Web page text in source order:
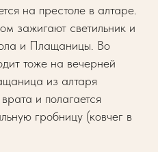
на престоле в алтаре.
зажигают светильник и
и Плащаницы. Во
тоже на вечерней
из алтаря
и полагается
гробницу (ковчег в